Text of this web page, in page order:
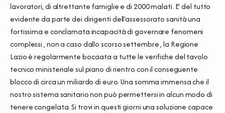
lavoratori, di altrettante famiglie e di 2000 malati. E' del tutto
evidente da parte dei dirigenti dell'assessorato sanità una
fortissima e conclamata incapacità di governare fenomeni
complessi , non a caso dallo scorso settembre , la Regione
Lazio è regolarmente bocciata a tutte le verifiche del tavolo
tecnico ministeriale sul piano di rientro con il conseguente
blocco di circa un miliardo di euro. Una somma immensa che il
nostro sistema sanitario non può permettersi in alcun modo di
tenere congelata. Si trovi in questi giorni una soluzione capace